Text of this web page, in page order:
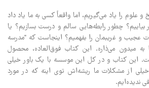
و علوم را یاد می‌گیریم، اما واقعاً کسی به ما یاد داد
بیاییم؟ چطور رابطه‌هایی سالم و درست بسازیم؟ یا
عجیب و غریبمان را بفهمیم؟ اینجاست که "مدرسه
میدون می‌ذاره. این کتاب فوق‌العاده، محصول
این کتاب و در کل این موسسه با یک باور خیلی
از مشکلات ما ریشه‌اش توی اینه که در مورد
ندیده‌ایم.